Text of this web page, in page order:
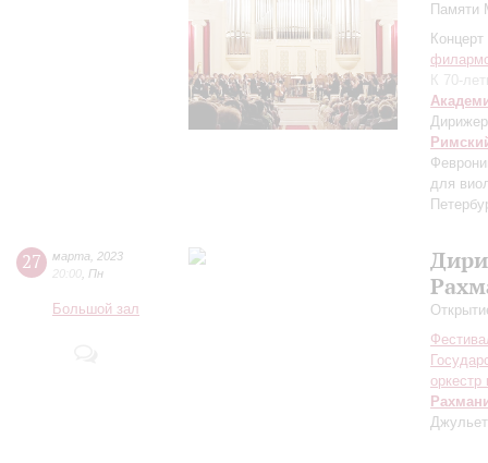
Памяти
К 70-
для
27 марта
2023
20:00 Пн
Большой зал